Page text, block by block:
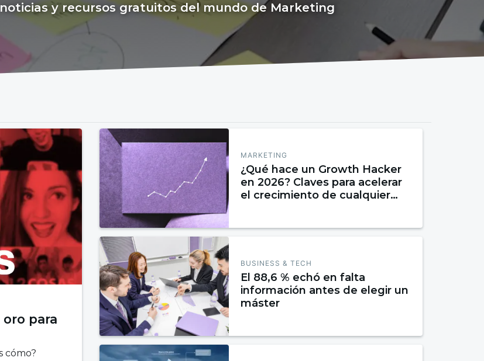
y recursos gratuitos del mundo de Marketing
oro para
cómo?
MARKETING
¿Qué hace un Growth Hacker
en 2026? Claves para acelerar
el crecimiento de cualquier
BUSINESS & TECH
El 88,6 % echó en falta
información antes de elegir un
máster